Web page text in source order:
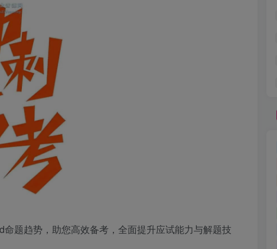
题趋势，助您高效备考，全面提升应试能力与解题技